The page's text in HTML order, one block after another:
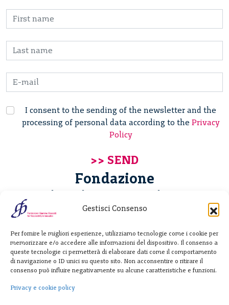
Gestisci Consenso
Per fornire le migliori esperienze, utilizziamo tecnologie come i cookie per
memorizzare e/o accedere alle informazioni del dispositivo. Il consenso a
queste tecnologie ci permetterà di elaborare dati come il comportamento
di navigazione o ID unici su questo sito. Non acconsentire o ritirare il
consenso può influire negativamente su alcune caratteristiche e funzioni.
Privacy e cookie policy
I consent to the sending of the newsletter and the
processing of personal data according to the Privacy
Policy
Fondazione
Giannino Bassetti ETS
20122 Milano - Italia
T. +39 02 781933
F. + 39 02 76392030
info@fondazionebassetti.org